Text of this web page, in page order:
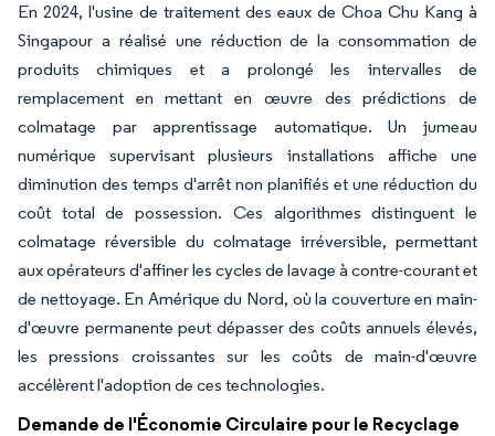
En 2024, l'usine de traitement des eaux de Choa Chu Kang à
Singapour a réalisé une réduction de la consommation de
produits chimiques et a prolongé les intervalles de
remplacement en mettant en œuvre des prédictions de
colmatage par apprentissage automatique. Un jumeau
numérique supervisant plusieurs installations affiche une
diminution des temps d'arrêt non planifiés et une réduction du
coût total de possession. Ces algorithmes distinguent le
colmatage réversible du colmatage irréversible, permettant
aux opérateurs d'affiner les cycles de lavage à contre-courant et
de nettoyage. En Amérique du Nord, où la couverture en main-
d'œuvre permanente peut dépasser des coûts annuels élevés,
les pressions croissantes sur les coûts de main-d'œuvre
accélèrent l'adoption de ces technologies.
Demande de l'Économie Circulaire pour le Recyclage